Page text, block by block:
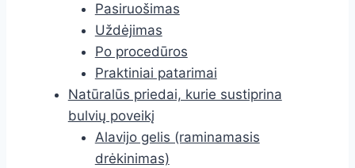
Pasiruošimas
Uždėjimas
Po procedūros
Praktiniai patarimai
Natūralūs priedai, kurie sustiprina
bulvių poveikį
Alavijo gelis (raminamasis
drėkinimas)